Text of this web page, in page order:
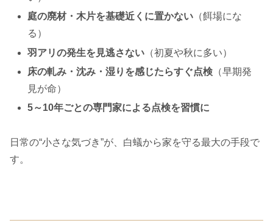
庭の廃材・木片を基礎近くに置かない （餌場にな
る）
羽アリの発生を見逃さない （初夏や秋に多い）
床の軋み・沈み・湿りを感じたらすぐ点検 （早期発
見が命）
5～10年ごとの専門家による点検を習慣に
日常の“小さな気づき”が、白蟻から家を守る最大の手段で
す。